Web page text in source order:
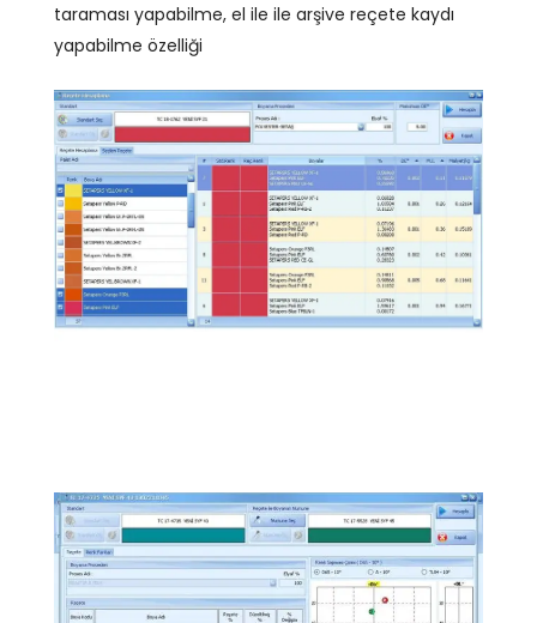
taraması yapabilme, el ile ile arşive reçete kaydı
yapabilme özelliği